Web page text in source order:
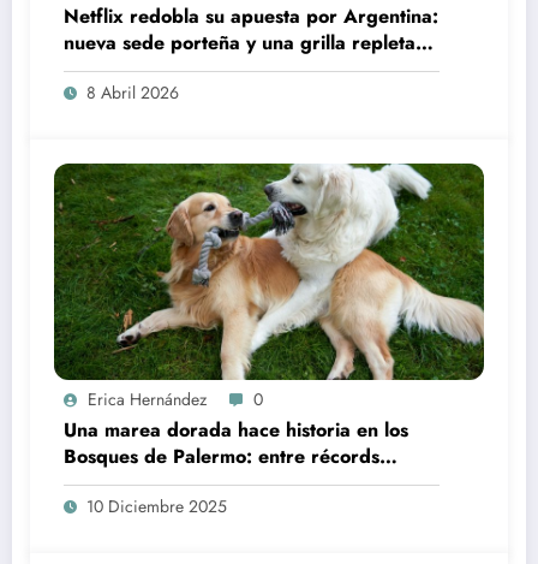
Netflix redobla su apuesta por Argentina:
nueva sede porteña y una grilla repleta
de producciones locales
8 Abril 2026
Erica Hernández 0
Una marea dorada hace historia en los
Bosques de Palermo: entre récords
mundiales y la genética ancestral
10 Diciembre 2025